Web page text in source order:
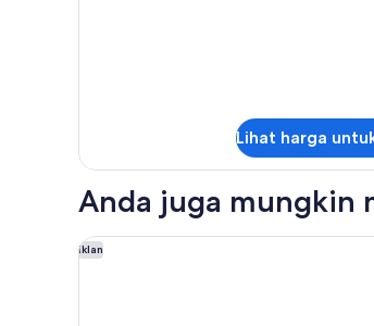
Lihat harga
Anda juga mungkin
Iklan
OKKO Hotels Paris Rueil-Malmaison